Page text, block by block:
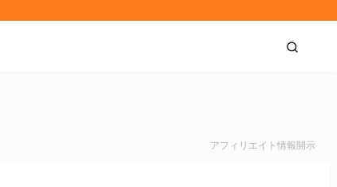
アフィリエイト情報開示